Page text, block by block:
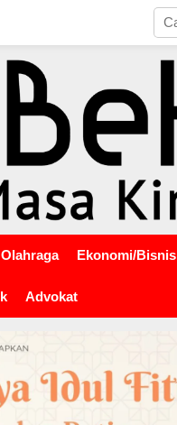
Olahraga Ekonomi/Bisnis
Advokat